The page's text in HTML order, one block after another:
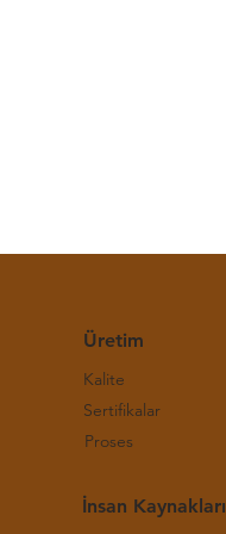
Üretim
Kalite
Sertifikalar
Proses
İnsan Kaynakları